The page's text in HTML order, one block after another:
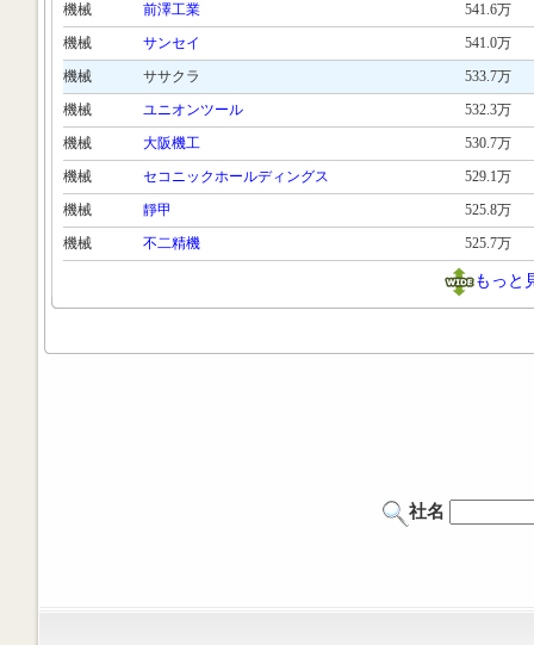
機械
前澤工業
541.6万
機械
サンセイ
541.0万
機械
ササクラ
533.7万
機械
ユニオンツール
532.3万
機械
大阪機工
530.7万
機械
セコニックホールディングス
529.1万
機械
靜甲
525.8万
機械
不二精機 525.7万
もっと
社名